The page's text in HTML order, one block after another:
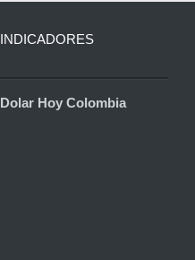
INDICADORES
Dolar Hoy Colombia